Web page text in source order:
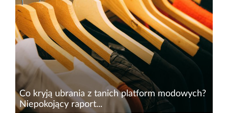
Co kryją ubrania z tanich platform modowych?
Niepokojący raport...